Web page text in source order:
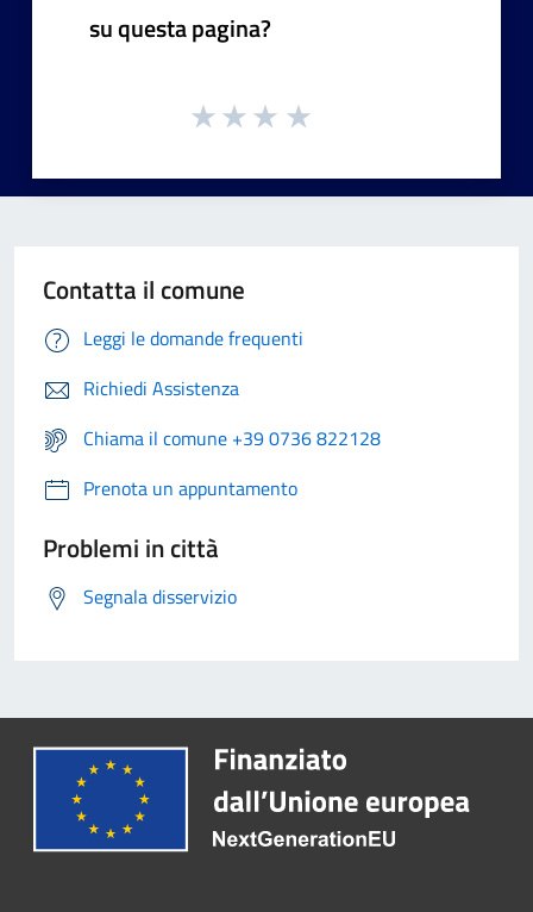
su questa pagina?
Contatta il comune
Leggi le domande frequenti
Richiedi Assistenza
Chiama il comune +39 0736 822128
Prenota un appuntamento
Problemi in città
Segnala disservizio